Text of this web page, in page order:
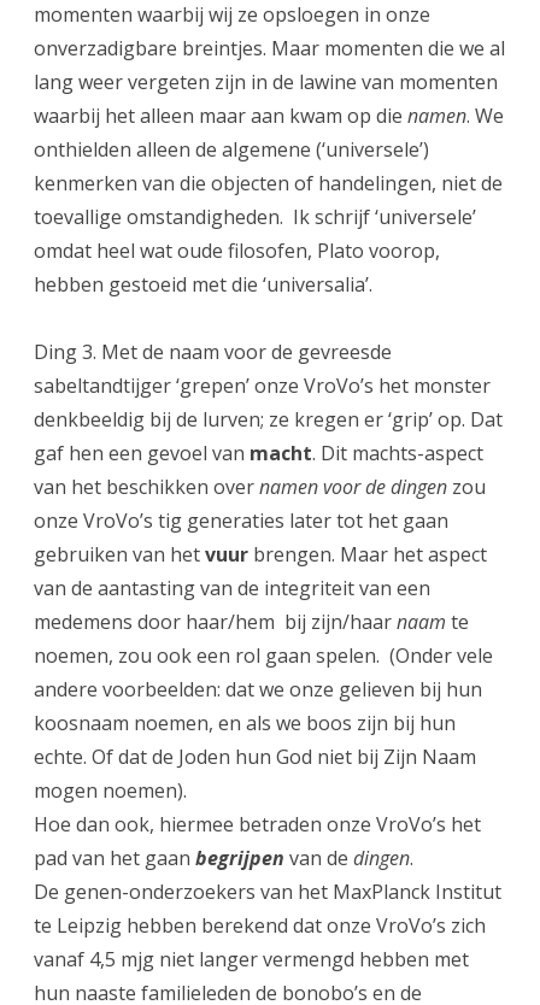
momenten waarbij wij ze opsloegen in onze
onverzadigbare breintjes. Maar momenten die we al
lang weer vergeten zijn in de lawine van momenten
waarbij het alleen maar aan kwam op die namen. We
onthielden alleen de algemene (‘universele’)
kenmerken van die objecten of handelingen, niet de
toevallige omstandigheden. Ik schrijf ‘universele’
omdat heel wat oude filosofen, Plato voorop,
hebben gestoeid met die ‘universalia’.
Ding 3. Met de naam voor de gevreesde
sabeltandtijger ‘grepen’ onze VroVo’s het monster
denkbeeldig bij de lurven; ze kregen er ‘grip’ op. Dat
gaf hen een gevoel van macht. Dit machts-aspect
van het beschikken overnamen voor de dingen zou
onze VroVo’s tig generaties later tot het gaan
gebruiken van hetvuur brengen. Maar het aspect
van de aantasting van de integriteit van een
medemens door haar/hem bij zijn/haarnaam te
noemen, zou ook een rol gaan spelen. (Onder vele
andere voorbeelden: dat we onze gelieven bij hun
koosnaam noemen, en als we boos zijn bij hun
echte. Of dat de Joden hun God niet bij Zijn Naam
mogen noemen).
Hoe dan ook, hiermee betraden onze VroVo’s het
pad van het gaan begrijpen van de dingen.
De genen-onderzoekers van het MaxPlanck Institut
te Leipzig hebben berekend dat onze VroVo’s zich
vanaf 4,5 mjg niet langer vermengd hebben met
hun naaste familieleden de bonobo’s en de